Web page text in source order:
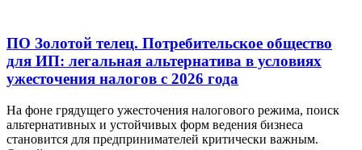
ПО Золотой телец. Потребительское общество
для ИП: легальная альтернатива в условиях
ужесточения налогов с 2026 года
На фоне грядущего ужесточения налогового режима, поиск
альтернативных и устойчивых форм ведения бизнеса
становится для предпринимателей критически важным.